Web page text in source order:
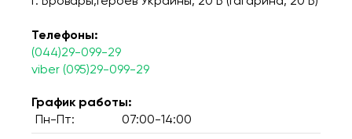
Телефоны:
(044)29-099-29
viber (095)29-099-29
График работы:
Пн-Пт:
07:00-14:00